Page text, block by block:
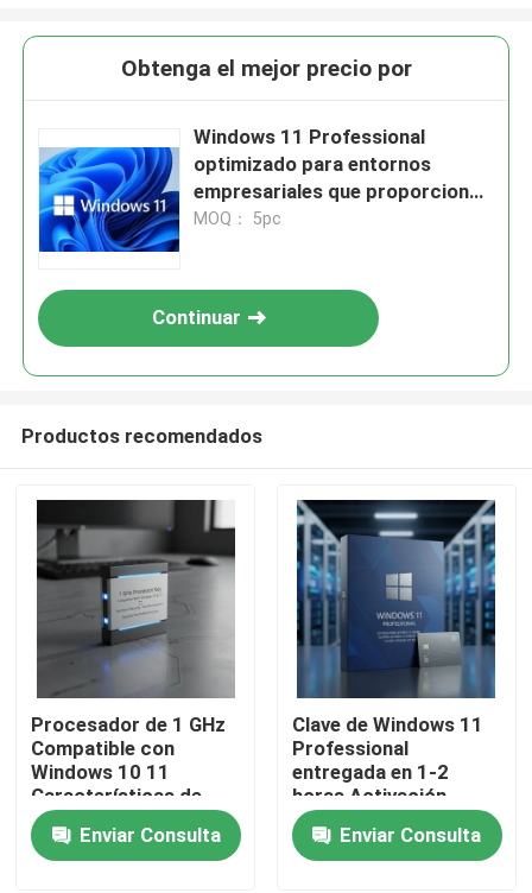
En casa
Productos
Obtenga el mejor precio por
Windows 11 Professional
optimizado para entornos
empresariales que proporciona
autenticación segura y
MOQ： 5pc
Continuar
Productos recomendados
Procesador de 1 GHz
Compatible con
Windows 10 11
Características de
Seguridad
Optimizadas
Funcionamiento Fluido
Enviar Consulta
Clave de Windows 11
Professional
entregada en 1-2
horas Activación
genuina instantánea
Plataforma Windows
Acceso seguro y
Enviar Consulta